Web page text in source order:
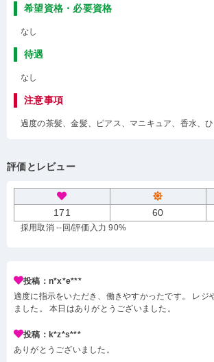
希望資格・必要資格
なし
待遇
なし
注意事項
過度の茶髪、金髪、ピアス、マニキュア、香水、ひ
評価とレビュー
171 60
採用取消 --回/評価入力 90%
投稿：n*x*e***
適度に指示をいただき、働きやすかったです。 レ
ました。 本日はありがとうございました。
投稿：k*z*s***
ありがとうございました。